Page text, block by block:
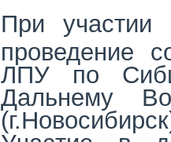
При участии
проведение
ЛПУ по
Дальнему